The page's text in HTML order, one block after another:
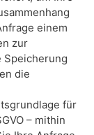
einem
zur
Speicherung
die
für
– mithin